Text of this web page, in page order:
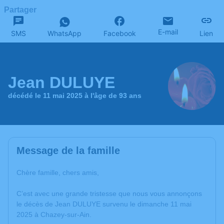
Partager
SMS WhatsApp Facebook E-mail Lien
Jean DULUYE
décédé le 11 mai 2025 à l'âge de 93 ans
Message de la famille
Chère famille, chers amis,
C’est avec une grande tristesse que nous vous annonçons
le décès de Jean DULUYE survenu le dimanche 11 mai
2025 à Chazey-sur-Ain.